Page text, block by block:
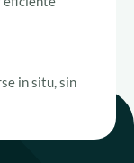
in situ, sin